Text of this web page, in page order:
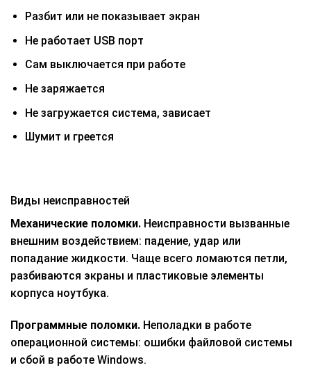
Разбит или не показывает экран
Не работает USB порт
Сам выключается при работе
Не заряжается
Не загружается система, зависает
Шумит и греется
Виды неисправностей
Механические поломки. Неисправности вызванные
внешним воздействием: падение, удар или
попадание жидкости. Чаще всего ломаются петли,
разбиваются экраны и пластиковые элементы
корпуса ноутбука.
Программные поломки. Неполадки в работе
операционной системы: ошибки файловой системы
и сбой в работе Windows.